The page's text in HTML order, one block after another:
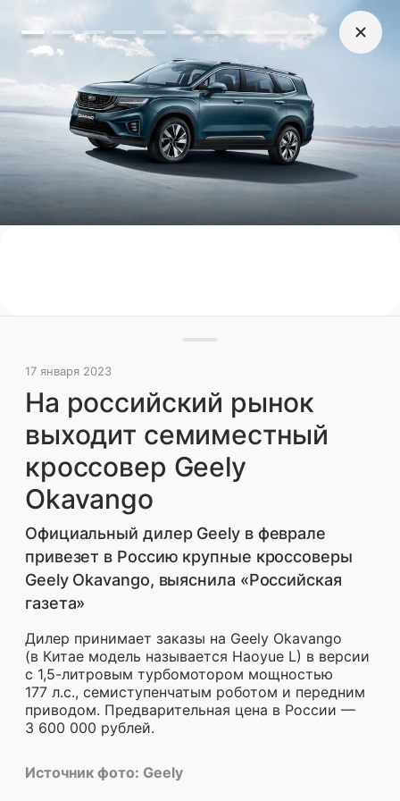
На российский рынок
выходит семиместный
кроссовер Geely Okavango
Официальный дилер Geely в феврале
17 января 2023
На российский рынок
выходит семиместный
кроссовер Geely
Okavango
Официальный дилер Geely в феврале
привезет в Россию крупные кроссоверы
Geely Okavango, выяснила «Российская
газета»
Дилер принимает заказы на Geely Okavango
(в Китае модель называется Haoyue L) в версии
с 1,5-литровым турбомотором мощностью
177 л.с., семиступенчатым роботом и передним
приводом. Предварительная цена в России —
3 600 000 рублей.
Источник фото: Geely
Новинки России Иномарки Ситуация-2022